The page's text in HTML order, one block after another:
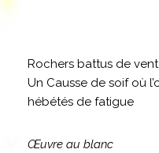
Rochers battus de
Un Causse de soif où
hébétés de fatigue
Œuvre au blanc